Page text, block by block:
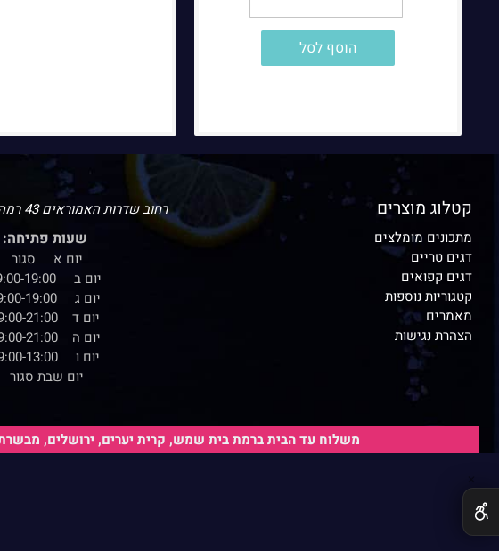
הוסף לסל
קטלוג מוצרים
מתכונים מומלצים
דגים טריים
דגים קפואים
קטגוריות נוספות
מאמרים
הצהרת נגישות
רחוב שדרות האמוראים 43 רמה ד3 בית שמש
שעות פתיחה:
יום א סגור
יום ב 09:00-19:00
יום ג 09:00-19:00
יום ד 09:00-21:00
יום ה 09:00-21:00
יום ו 09:00-13:00
יום שבת סגור
משלוח עד הבית ברמת בית שמש, קרית יערים, ירושלים,